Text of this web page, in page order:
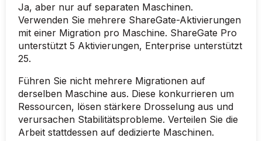
Ja, aber nur auf separaten Maschinen.
Verwenden Sie mehrere ShareGate-Aktivierungen
mit einer Migration pro Maschine. ShareGate Pro
unterstützt 5 Aktivierungen, Enterprise unterstützt
25.
Führen Sie nicht mehrere Migrationen auf
derselben Maschine aus. Diese konkurrieren um
Ressourcen, lösen stärkere Drosselung aus und
verursachen Stabilitätsprobleme. Verteilen Sie die
Arbeit stattdessen auf dedizierte Maschinen.